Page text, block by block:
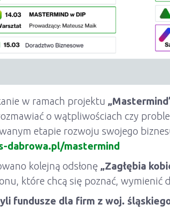
w ramach projektu
o wątpliwościach czy
etapie rozwoju swojego
dabrowa.pl/mastermind
kolejną odsłonę „Zagłębia
które chcą się poznać,
fundusze dla firm z woj.